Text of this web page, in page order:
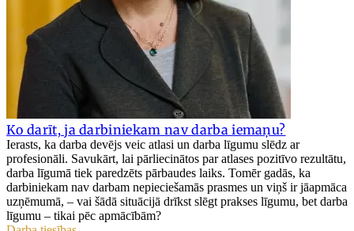
Ko darīt, ja darbiniekam nav darba iemaņu?
Ierasts, ka darba devējs veic atlasi un darba līgumu slēdz ar
profesionāli. Savukārt, lai pārliecinātos par atlases pozitīvo rezultātu,
darba līgumā tiek paredzēts pārbaudes laiks. Tomēr gadās, ka
darbiniekam nav darbam nepieciešamās prasmes un viņš ir jāapmāca
uzņēmumā, – vai šādā situācijā drīkst slēgt prakses līgumu, bet darba
līgumu – tikai pēc apmācībām?